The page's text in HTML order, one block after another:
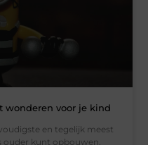
wonderen voor je kind
en tegelijk meest
ouder kunt opbouwen.